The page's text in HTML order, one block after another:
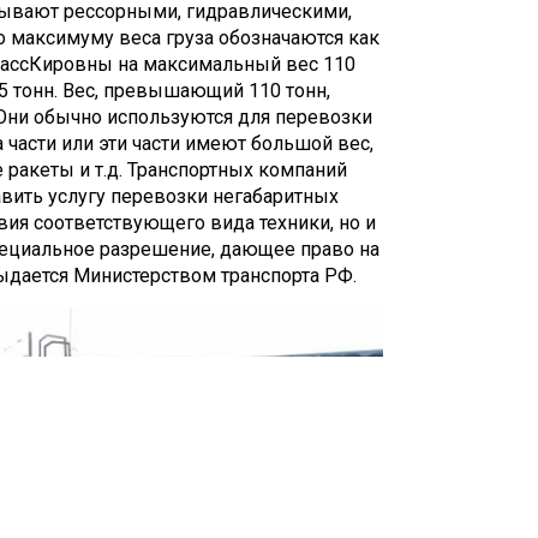
рессорными, гидравлическими,
веса груза обозначаются как
на максимальный вес 110
тонн. Вес, превышающий 110 тонн,
обычно используются для перевозки
или эти части имеют большой вес,
и т.д. Транспортных компаний
услугу перевозки негабаритных
соответствующего вида техники, но и
разрешение, дающее право на
Министерством транспорта РФ.